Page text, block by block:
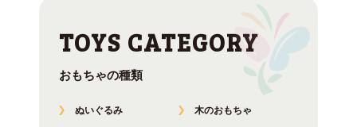
おもちゃの種類
ぬいぐるみ 木のおもちゃ